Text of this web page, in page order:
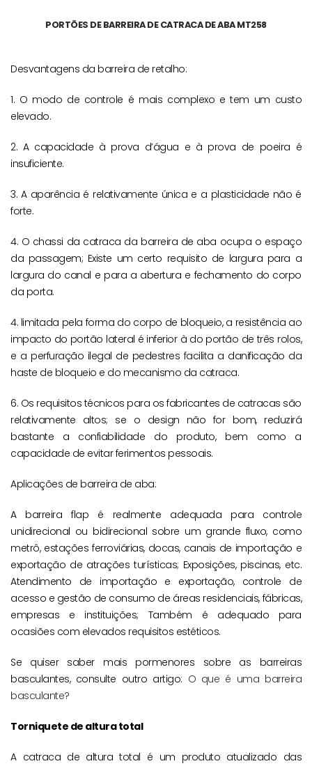
PORTÕES DE BARREIRA DE CATRACA DE ABA MT258
Desvantagens da barreira de retalho:
1. O modo de controle é mais complexo e tem um custo
elevado.
2. A capacidade à prova d’água e à prova de poeira é
insuficiente.
3. A aparência é relativamente única e a plasticidade não é
forte.
4. O chassi da catraca da barreira de aba ocupa o espaço
da passagem; Existe um certo requisito de largura para a
largura do canal e para a abertura e fechamento do corpo
da porta.
4. limitada pela forma do corpo de bloqueio, a resistência ao
impacto do portão lateral é inferior à do portão de três rolos,
e a perfuração ilegal de pedestres facilita a danificação da
haste de bloqueio e do mecanismo da catraca.
6. Os requisitos técnicos para os fabricantes de catracas são
relativamente altos; se o design não for bom, reduzirá
bastante a confiabilidade do produto, bem como a
capacidade de evitar ferimentos pessoais.
Aplicações de barreira de aba:
A barreira flap é realmente adequada para controle
unidirecional ou bidirecional sobre um grande fluxo, como
metrô, estações ferroviárias, docas, canais de importação e
exportação de atrações turísticas; Exposições, piscinas, etc.
Atendimento de importação e exportação, controle de
acesso e gestão de consumo de áreas residenciais, fábricas,
empresas e instituições; Também é adequado para
ocasiões com elevados requisitos estéticos.
Se quiser saber mais pormenores sobre as barreiras
basculantes, consulte outro artigo: O que é uma barreira
basculante?
Torniquete de altura total
A catraca de altura total é um produto atualizado das